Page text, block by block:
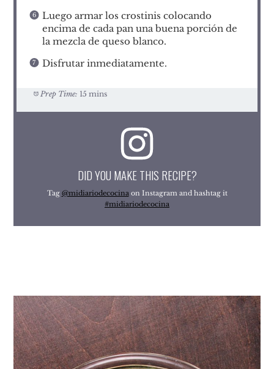
Luego armar los crostinis colocando
encima de cada pan una buena porción de
la mezcla de queso blanco.
Disfrutar inmediatamente.
Prep Time: 15 mins
DID YOU MAKE THIS RECIPE?
Tag @midiariodecocinaon Instagram and hashtag it
#midiariodecocina